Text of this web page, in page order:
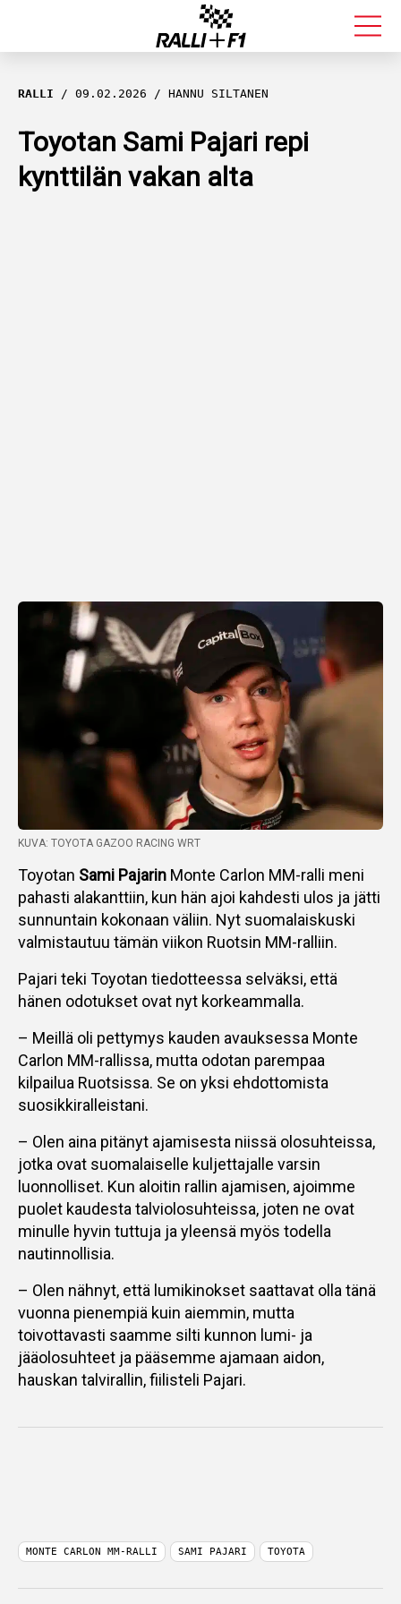
FORMULA 1
RALLI
KALLE ROVANPERÄ
RALLI 09.02.2026 HANNU SILTANEN
Toyotan Sami Pajari repi
kynttilän vakan alta
KUVA: TOYOTA GAZOO RACING WRT
Toyotan Sami Pajarin Monte Carlon MM-ralli meni
pahasti alakanttiin, kun hän ajoi kahdesti ulos ja jätti
sunnuntain kokonaan väliin. Nyt suomalaiskuski
valmistautuu tämän viikon Ruotsin MM-ralliin.
Pajari teki Toyotan tiedotteessa selväksi, että
hänen odotukset ovat nyt korkeammalla.
– Meillä oli pettymys kauden avauksessa Monte
Carlon MM-rallissa, mutta odotan parempaa
kilpailua Ruotsissa. Se on yksi ehdottomista
suosikkiralleistani.
– Olen aina pitänyt ajamisesta niissä olosuhteissa,
jotka ovat suomalaiselle kuljettajalle varsin
luonnolliset. Kun aloitin rallin ajamisen, ajoimme
puolet kaudesta talviolosuhteissa, joten ne ovat
minulle hyvin tuttuja ja yleensä myös todella
nautinnollisia.
– Olen nähnyt, että lumikinokset saattavat olla tänä
vuonna pienempiä kuin aiemmin, mutta
toivottavasti saamme silti kunnon lumi- ja
jääolosuhteet ja pääsemme ajamaan aidon,
hauskan talvirallin, fiilisteli Pajari.
MONTE CARLON MM-RALLI SAMI PAJARI TOYOTA